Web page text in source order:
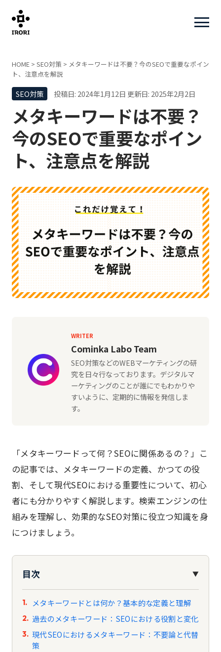
HOME > SEO対策 > メタキーワードは不要？今のSEOで重要なポイン
ト、注意点を解説
SEO対策 投稿日: 2024年1月12日 更新日: 2025年2月2日
メタキーワードは不要？
今のSEOで重要なポイン
ト、注意点を解説
WRITER
Cominka Labo Team
SEO対策などのWEBマーケティングの研
究を日々行なっております。デジタルマ
ーケティングのことが誰にでもわかりや
すいように、定期的に情報を発信しま
す。
「メタキーワードって何？SEOに関係あるの？」こ
の記事では、メタキーワードの定義、かつての役
割、そして現代SEOにおける重要性について、初心
者にも分かりやすく解説します。検索エンジンの仕
組みを理解し、効果的なSEO対策に役立つ知識を身
につけましょう。
目次 ▼
メタキーワードとは何か？基本的な定義と理解
過去のメタキーワード：SEOにおける役割と変化
現代SEOにおけるメタキーワード：不要論と代替
策